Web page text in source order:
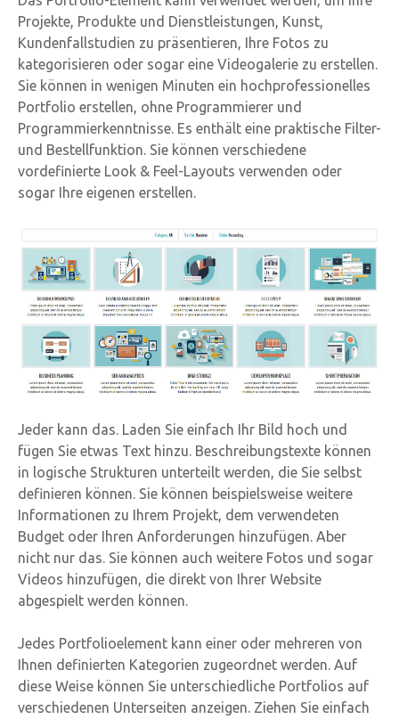
Projekte, Produkte und Dienstleistungen, Kunst,
Kundenfallstudien zu präsentieren, Ihre Fotos zu
kategorisieren oder sogar eine Videogalerie zu erstellen.
Sie können in wenigen Minuten ein hochprofessionelles
Portfolio erstellen, ohne Programmierer und
Programmierkenntnisse. Es enthält eine praktische Filter-
und Bestellfunktion. Sie können verschiedene
vordefinierte Look & Feel-Layouts verwenden oder
sogar Ihre eigenen erstellen.
Jeder kann das. Laden Sie einfach Ihr Bild hoch und
fügen Sie etwas Text hinzu. Beschreibungstexte können
in logische Strukturen unterteilt werden, die Sie selbst
definieren können. Sie können beispielsweise weitere
Informationen zu Ihrem Projekt, dem verwendeten
Budget oder Ihren Anforderungen hinzufügen. Aber
nicht nur das. Sie können auch weitere Fotos und sogar
Videos hinzufügen, die direkt von Ihrer Website
abgespielt werden können.
Jedes Portfolioelement kann einer oder mehreren von
Ihnen definierten Kategorien zugeordnet werden. Auf
diese Weise können Sie unterschiedliche Portfolios auf
verschiedenen Unterseiten anzeigen. Ziehen Sie einfach